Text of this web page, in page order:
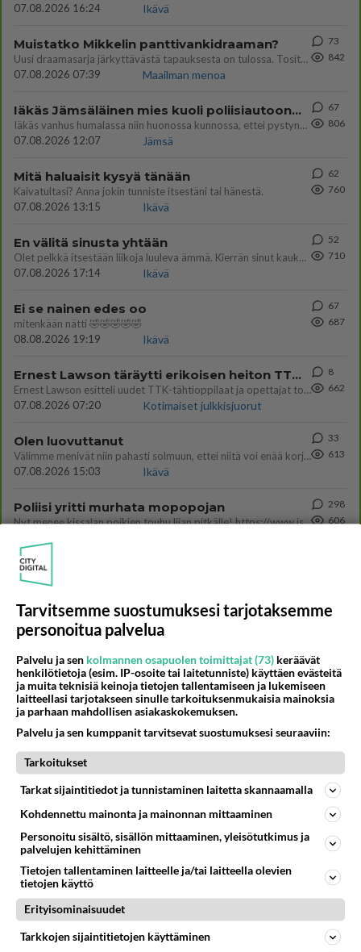
07.08.2026 16:24
Ikävä
Muistatko Mikkelin panttivankidraaman?
Uusi draamasarja järkyttävästä tapauksesta on tulossa. Tositapahtumiin perustuva sarja ammentaa vuoden 1986 Mikkelin pan
07.08.2026 07:39
Maailman menoa
73
842
Iäkäs Jämsäläinen mies kuoli poliisiautoon matkalla Jyväskylän putkaan
Iäkäs vanhus humalassa niin huonossa kunnossa, ettei pystynyt huolehtimaan itsestään niin ainoa apu sillä hetkellä oli
07.08.2026 12:07
Jämsä
67
806
Mitä haluaisit kysyä tänään
Kaivatultasi? Anna jokin tunniste itsestäni tai hänestä.
07.08.2026 13:15
Ikävä
62
760
En välitä sinusta yhtään
Olet pelkkä itsestään liikoja luuleva ämmä. Kierrän sinut kaukaa nyt ja aina. Olit mulle pelkkä lelu vaan.
07.08.2026 17:14
Ikävä
52
710
Ei se nainen edes oo
mitenkään nätti 🤣🤣🤣🤣🤣
08.08.2026 19:19
Ikävä
67
687
Ernest Lawson täräytti erikoisen heiton TTK-lehdistötilaisuudessa: " Onko tässä tarkoituksena...?"
Ernest Lawson esitteli uudet TTK-tähtioppilaat ja opettajat torstaina 6.8. lehdistölle. Tulevalla kaudella on yksi hausk
07.08.2026 07:20
Kotimaiset julkkisjuorut
8
662
Olen luovuttanut
Välimme menivät niin pahasti solmuun, ettei niitä voi enää korjata. On aika jatkaa elämässä eteenpäin. Toivon sulle kaik
07.08.2026 15:03
Ikävä
33
613
Poliisi yritti murhata mopopojan
Nyt menee kissalan poikien touhu liian pitkälle! https://www.is.fi/kotimaa/art-2000012193221.html Karu video mopomiiti
298
606
Mersumies201
07.08.2026 19:00
Hyrynsalmi
Muistatko Mikkelin panttivankidraaman?
Uusi draamasarja järkyttävästä tapauksesta on tulossa. Tositapahtumiin perustuva sarja ammentaa vuoden 1986 Mikkelin pan
Ernest Lawson täräytti erikoisen heiton TTK-lehdistötilaisuudessa: " Onko tässä tarkoituksena...?"
Jos SDP ei voita reilusti, persut kumoavat demokratian Suomesta 648
Uuden TTK-juontajan ympärillä epätietoisuus sakenee - Nyt MTV hämmentää soppaa
Mitä tuot pöytään parisuhteessa?
Luetuimmat: Aarne Pelkonen ja Noora Louhimo vihdoinkin yhdessä -
Tätä moni jo odotti
Tätä et tiennyt Salatut elämät -suosikkisarjasta - Paljastukset
Tarvitsemme suostumuksesi tarjotaksemme
personoitua palvelua
Palvelu ja sen kolmannen osapuolen toimittajat (73) keräävät
henkilötietoja (esim. IP-osoite tai laitetunniste) käyttäen evästeitä
ja muita teknisiä keinoja tietojen tallentamiseen ja lukemiseen
laitteellasi tarjotakseen sinulle tarkoituksenmukaisia mainoksia
ja parhaan mahdollisen asiakaskokemuksen.
Palvelu ja sen kumppanit tarvitsevat suostumuksesi seuraaviin:
Tarkoitukset
Tarkat sijaintitiedot ja tunnistaminen laitetta skannaamalla
Kohdennettu mainonta ja mainonnan mittaaminen
Personoitu sisältö, sisällön mittaaminen, yleisötutkimus ja
palvelujen kehittäminen
Tietojen tallentaminen laitteelle ja/tai laitteella olevien
tietojen käyttö
Erityisominaisuudet
Tarkkojen sijaintitietojen käyttäminen